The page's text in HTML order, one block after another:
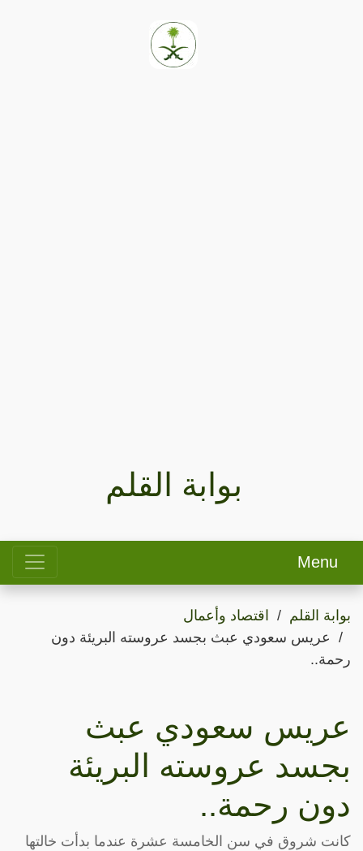
بوابة القلم
Menu
بوابة القلم
اقتصاد وأعمال
عريس سعودي عبث بجسد عروسته البريئة دون
رحمة..
عريس سعودي عبث
بجسد عروسته البريئة
دون رحمة..
كانت شروق في سن الخامسة عشرة عندما بدأت خالتها